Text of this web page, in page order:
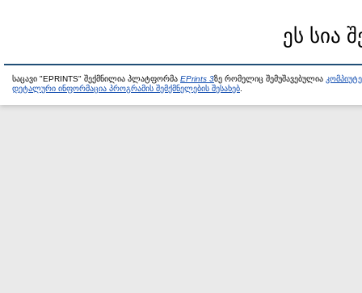
ეს სია
საცავი "EPRINTS" შექმნილია პლატფორმა EPrints 3ზე რომელიც შემუშავებულია
დეტალური ინფორმაცია პროგრამის შემქმნელების შესახებ